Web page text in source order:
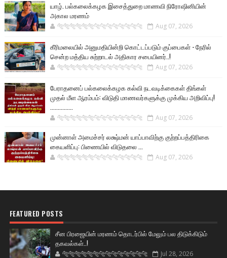
யாழ். பல்கலைக்கழக இசைத்துறை மாணவி நிரோஷினியின்
அகால மரணம்
🐅🐅🐅🐅🐅🐅🐆🐆🐆🐆🐆🐆🐆🐆 Aug 07, 2026
கீரிமலையில் அனுமதியின்றி கொட்டப்படும் குப்பைகள் - நேரில்
சென்ற மத்திய சுற்றாடல் அதிகார சபையினர்..!
🐅🐅🐅🐅🐅🐅🐆🐆🐆🐆🐆🐆🐆🐆 Aug 07, 2026
பேராதனைப் பல்கலைக்கழக கல்வி நடவடிக்கைகள் திங்கள்
முதல் மீள ஆரம்பம்: விடுதி மாணவர்களுக்கு முக்கிய அறிவிப்பு!
...............
🐅🐅🐅🐅🐅🐅🐆🐆🐆🐆🐆🐆🐆🐆 Aug 07, 2026
முன்னாள் அமைச்சர் லக்ஷ்மன் யாப்பாவிற்கு குற்றப்பத்திரிகை
கையளிப்பு: பிணையில் விடுதலை ...
🐅🐅🐅🐅🐅🐅🐆🐆🐆🐆🐆🐆🐆🐆 Aug 07, 2026
FEATURED POSTS
சீன பிரஜையின் மரணம் தொடர்பில் மேலும் பல திடுக்கிடும்
தகவல்கள்..!
🐅🐅🐅🐅🐅🐅🐆🐆🐆🐆🐆🐆🐆🐆 Jul 28, 2026